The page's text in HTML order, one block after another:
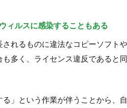
ィルスに感染することもある
れるものに違法なコピーソフト
多く、ライセンス違反であると
」という作業が伴うことから、